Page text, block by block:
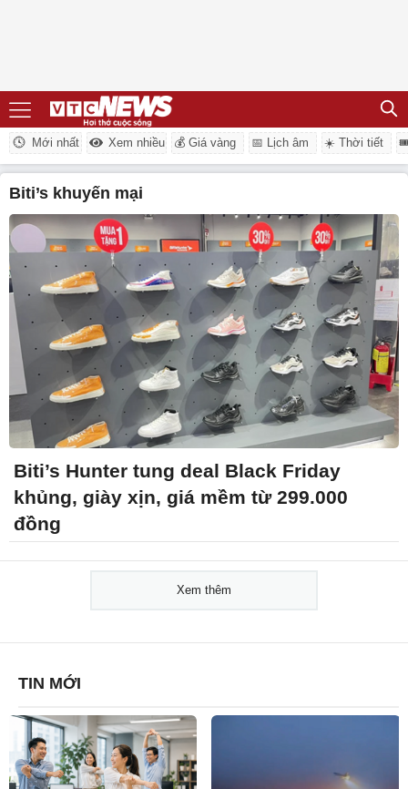
Mới nhất Xem nhiều 💰 Giá vàng 📅 Lịch âm ☀️ Thời tiết
Biti’s khuyến mại
Biti’s Hunter tung deal Black Friday
khủng, giày xịn, giá mềm từ 299.000
đồng
Xem thêm
TIN MỚI